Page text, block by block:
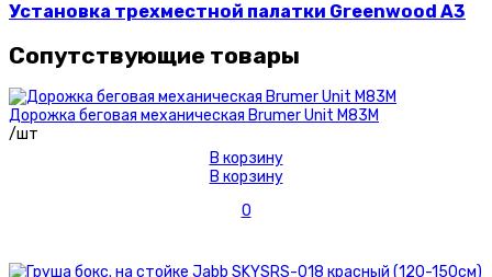
Установка трехместной палатки Greenwood A3
Сопутствующие товары
Дорожка беговая механическая Brumer Unit M83M
/шт
В корзину
В корзину
0